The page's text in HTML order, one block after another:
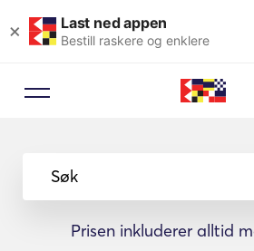
× Last ned appen
Bestill raskere og enklere
Søk
Prisen inkluderer alltid